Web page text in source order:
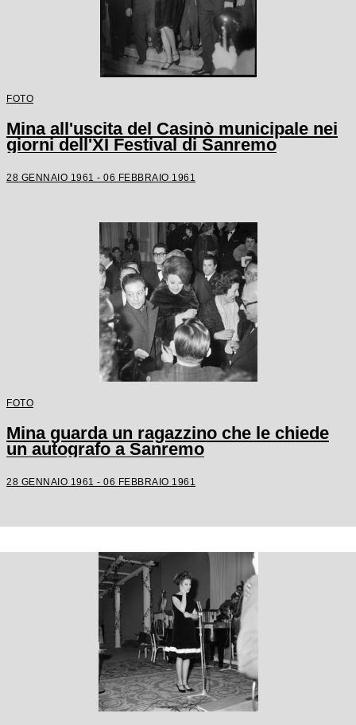
FOTO
Mina all'uscita del Casinò municipale nei
giorni dell'XI Festival di Sanremo
28 GENNAIO 1961 - 06 FEBBRAIO 1961
FOTO
Mina guarda un ragazzino che le chiede
un autografo a Sanremo
28 GENNAIO 1961 - 06 FEBBRAIO 1961